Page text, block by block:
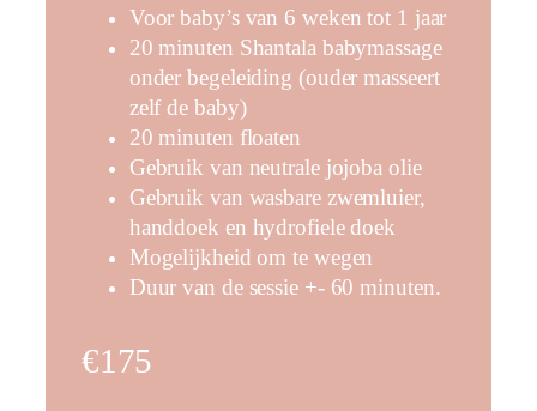
Voor baby’s van 6 weken tot 1 jaar
20 minuten Shantala babymassage
onder begeleiding (ouder masseert
zelf de baby)
20 minuten floaten
Gebruik van neutrale jojoba olie
Gebruik van wasbare zwemluier,
handdoek en hydrofiele doek
Mogelijkheid om te wegen
Duur van de sessie +- 60 minuten.
€175